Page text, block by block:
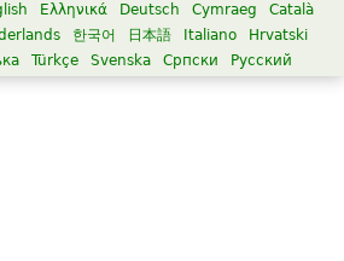
Català
Cymraeg
Deutsch
Ελληνικά
Hrvatski
Italiano
日本語
한국어
Русский
Српски
Svenska
Türkçe